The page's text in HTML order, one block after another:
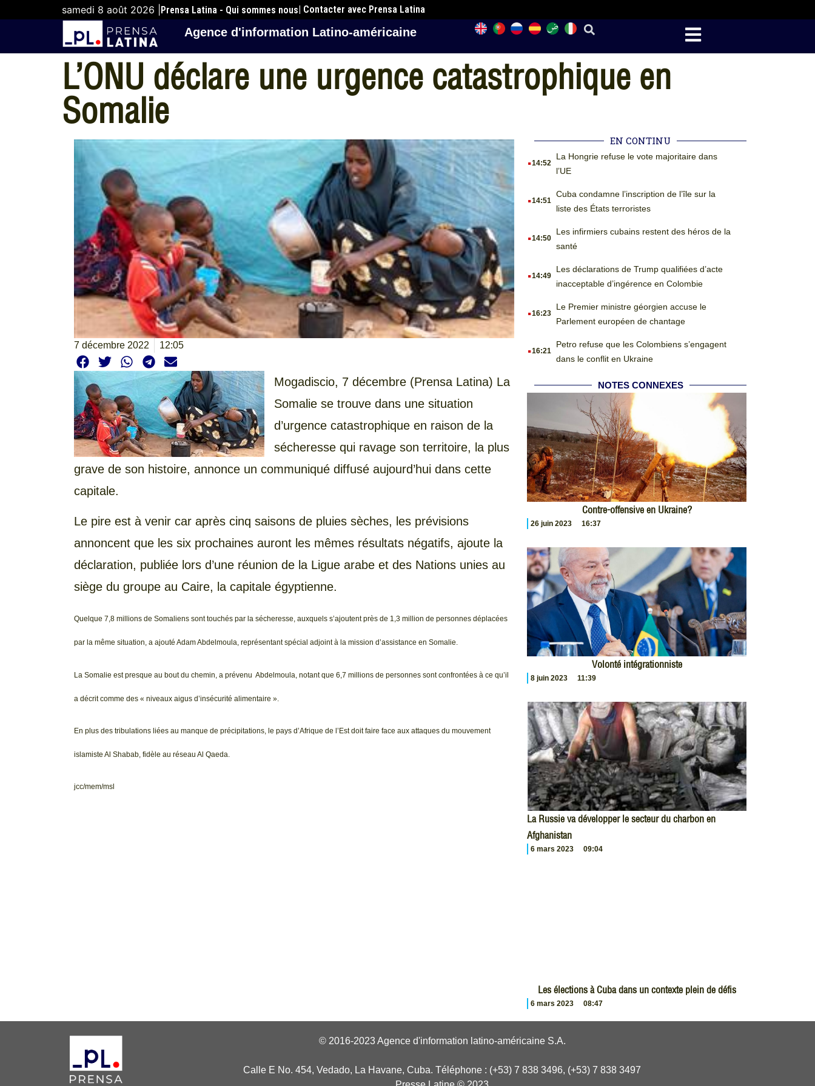
samedi 8 août 2026 | Prensa Latina - Qui sommes nous| Contacter avec Prensa Latina
Agence d'information Latino-américaine
L’ONU déclare une urgence catastrophique en
Somalie
7 décembre 2022 12:05
Mogadiscio, 7 décembre (Prensa Latina) La
Somalie se trouve dans une situation
d’urgence catastrophique en raison de la
sécheresse qui ravage son territoire, la plus
grave de son histoire, annonce un communiqué diffusé aujourd’hui dans cette
capitale.
Le pire est à venir car après cinq saisons de pluies sèches, les prévisions
annoncent que les six prochaines auront les mêmes résultats négatifs, ajoute la
déclaration, publiée lors d’une réunion de la Ligue arabe et des Nations unies au
siège du groupe au Caire, la capitale égyptienne.
Quelque 7,8 millions de Somaliens sont touchés par la sécheresse, auxquels s’ajoutent près de 1,3 million de personnes déplacées
par la même situation, a ajouté Adam Abdelmoula, représentant spécial adjoint à la mission d’assistance en Somalie.
La Somalie est presque au bout du chemin, a prévenu Abdelmoula, notant que 6,7 millions de personnes sont confrontées à ce qu’il
a décrit comme des « niveaux aigus d’insécurité alimentaire ».
En plus des tribulations liées au manque de précipitations, le pays d’Afrique de l’Est doit faire face aux attaques du mouvement
islamiste Al Shabab, fidèle au réseau Al Qaeda.
jcc/mem/msl
EN CONTINU
.14:52
La Hongrie refuse le vote majoritaire dans
l’UE
.14:51
Cuba condamne l’inscription de l’île sur la
liste des États terroristes
.14:50
Les infirmiers cubains restent des héros de la
santé
.14:49
Les déclarations de Trump qualifiées d’acte
inacceptable d’ingérence en Colombie
.16:23
Le Premier ministre géorgien accuse le
Parlement européen de chantage
.16:21
Petro refuse que les Colombiens s’engagent
dans le conflit en Ukraine
NOTES CONNEXES
Contre-offensive en Ukraine?
26 juin 2023 16:37
Volonté intégrationniste
8 juin 2023 11:39
La Russie va développer le secteur du charbon en
Afghanistan
6 mars 2023 09:04
Les élections à Cuba dans un contexte plein de défis
6 mars 2023 08:47
© 2016-2023 Agence d'information latino-américaine S.A.
Calle E No. 454, Vedado, La Havane, Cuba. Téléphone : (+53) 7 838 3496, (+53) 7 838 3497